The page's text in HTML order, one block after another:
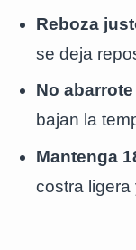
Reboza
se deja
No
bajan la
Mantenga
costra ligera